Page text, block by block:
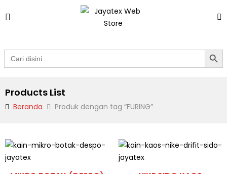
Search
for:
Search
Products List
Beranda Produk dengan tag “FURING”